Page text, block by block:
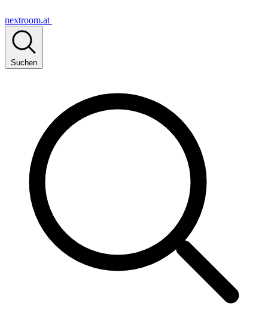
nextroom.at
Suchen